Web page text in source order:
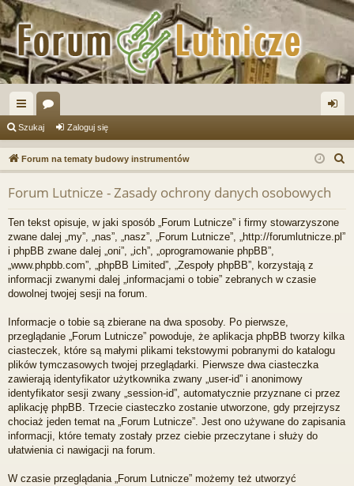
ię
ce
j
…
or
a og
uj
ę
Szukaj Zaloguj się
Forum na tematy budowy instrumentów
z
Forum Lutnicze - Zasady ochrony danych osobowych
Ten tekst opisuje, w jaki sposób „Forum Lutnicze” i firmy stowarzyszone
zwane dalej „my”, „nas”, „nasz”, „Forum Lutnicze”, „http://forumlutnicze.pl”
i phpBB zwane dalej „oni”, „ich”, „oprogramowanie phpBB”,
„www.phpbb.com”, „phpBB Limited”, „Zespoły phpBB”, korzystają z
informacji zwanymi dalej „informacjami o tobie” zebranych w czasie
dowolnej twojej sesji na forum.
Informacje o tobie są zbierane na dwa sposoby. Po pierwsze,
przeglądanie „Forum Lutnicze” powoduje, że aplikacja phpBB tworzy kilka
ciasteczek, które są małymi plikami tekstowymi pobranymi do katalogu
plików tymczasowych twojej przeglądarki. Pierwsze dwa ciasteczka
zawierają identyfikator użytkownika zwany „user-id” i anonimowy
identyfikator sesji zwany „session-id”, automatycznie przyznane ci przez
aplikację phpBB. Trzecie ciasteczko zostanie utworzone, gdy przejrzysz
chociaż jeden temat na „Forum Lutnicze”. Jest ono używane do zapisania
informacji, które tematy zostały przez ciebie przeczytane i służy do
ułatwienia ci nawigacji na forum.
W czasie przeglądania „Forum Lutnicze” możemy też utworzyć